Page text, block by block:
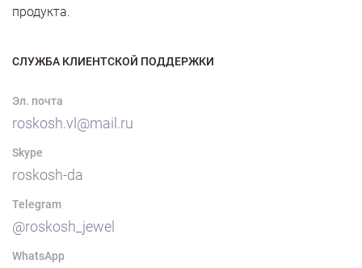
продукта.
СЛУЖБА КЛИЕНТСКОЙ ПОДДЕРЖКИ
Эл. почта
roskosh.vl@mail.ru
Skype
roskosh-da
Telegram
@roskosh_jewel
WhatsApp